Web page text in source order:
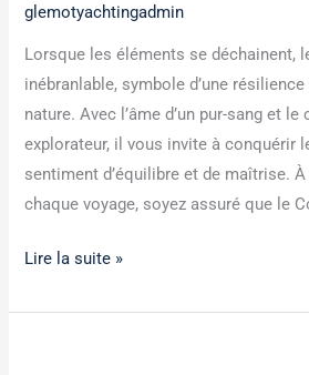
glemotyachtingadmin
Lorsque les éléments se déchainent,
inébranlable, symbole d’une
nature. Avec l’âme d’un pur-sang et
explorateur, il vous invite à conquérir
sentiment d’équilibre et de maîtrise.
chaque voyage, soyez assuré que le
Lire la suite »